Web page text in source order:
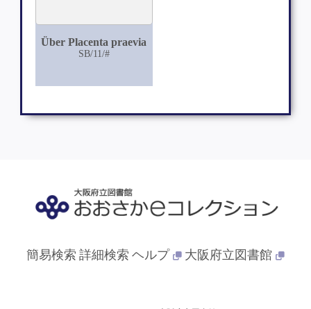
Über Placenta praevia
SB/11/#
簡易検索 詳細検索 ヘルプ 大阪府立図書館